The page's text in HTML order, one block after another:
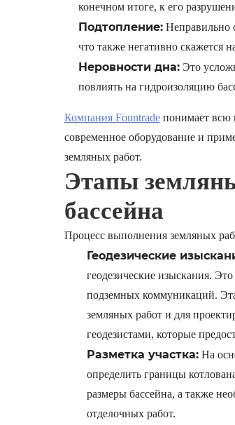
конечном итоге, к его
Подтопление:Неправильно
что также негативно скажется
Неровности дна:Это
повлиять на гидроизоляцию
Компания Fountradeпонимает всю
современное оборудование и
земляных работ.
Этапы
бассейна
Процесс выполнения земляных
Геодезические
геодезические изыскания.
подземных коммуникаций.
земляных работ и для
геодезистами, которые
Разметка участка:На
определить границы
размеры бассейна, а также
отделочных работ.